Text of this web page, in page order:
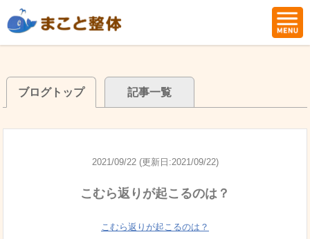
ブログトップ 記事一覧
2021/09/22 (更新日:2021/09/22)
こむら返りが起こるのは？
こむら返りが起こるのは？